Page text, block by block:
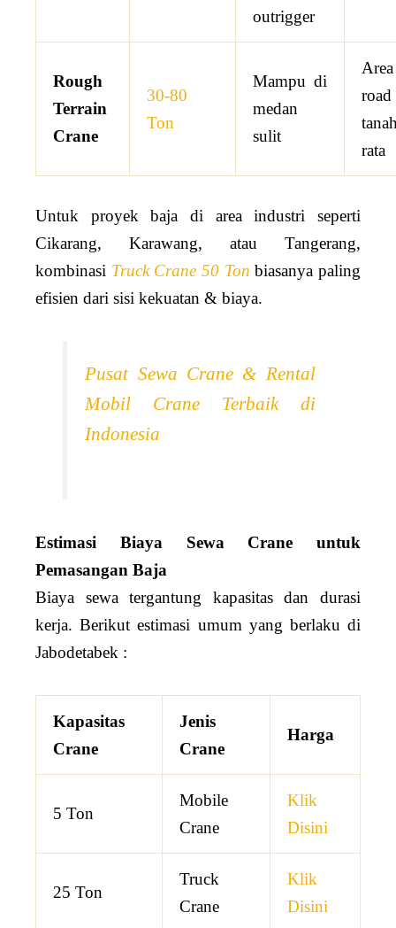
outrigger
Rough
Terrain
Crane
30-80
Ton
Mampu di
medan
sulit
rata
Untuk proyek baja di area industri seperti
Cikarang, Karawang, atau Tangerang,
kombinasi Truck Crane 50 Ton biasanya paling
efisien dari sisi kekuatan & biaya.
Pusat Sewa Crane & Rental
Mobil Crane Terbaik di
Indonesia
Estimasi Biaya Sewa Crane untuk
Pemasangan Baja
Biaya sewa tergantung kapasitas dan durasi
kerja. Berikut estimasi umum yang berlaku di
Jabodetabek :
Kapasitas
Crane
Jenis
Crane
Harga
5 Ton
Mobile
Crane
Klik
Disini
25 Ton
Truck
Crane
Klik
Disini